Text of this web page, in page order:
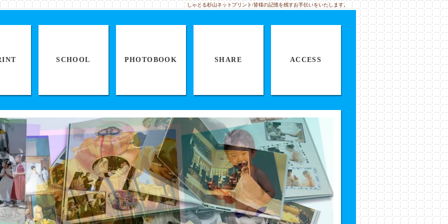
しゃとる杉山ネットプリント/皆様の記憶を残すお手伝いをいたします。
SCHOOL PHOTOBOOK SHARE ACCESS